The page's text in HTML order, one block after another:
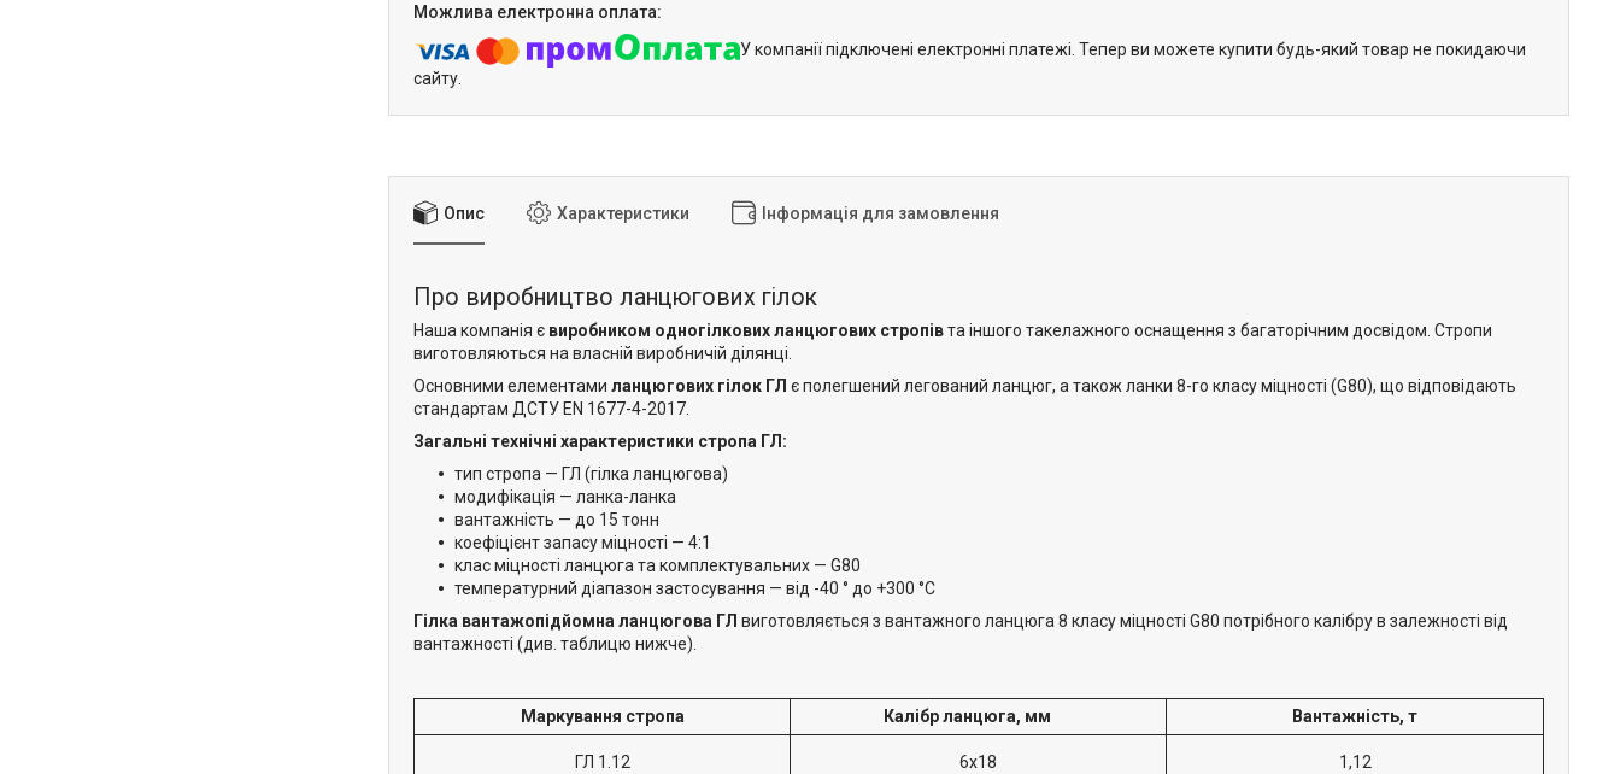
У компанії підключені електронні платежі. Тепер ви можете купити будь-який товар не покидаючи
сайту.
Опис Характеристики Інформація для замовлення
Про виробництво ланцюгових гілок
Наша компанія є виробником одногілкових ланцюгових стропівта іншого такелажного оснащення з багаторічним досвідом. Стропи
виготовляються на власній виробничій ділянці.
Основними елементами ланцюгових гілок ГЛ є полегшений легований ланцюг, а також ланки 8-го класу міцності (G80), що відповідають
стандартам ДСТУ EN 1677-4-2017.
Загальні технічні характеристики стропа ГЛ:
тип стропа — ГЛ (гілка ланцюгова)
модифікація — ланка-ланка
вантажність — до 15 тонн
коефіцієнт запасу міцності — 4:1
клас міцності ланцюга та комплектувальних — G80
температурний діапазон застосування — від -40 ° до +300 °С
Гілка вантажопідйомна ланцюгова ГЛ виготовляється з вантажного ланцюга 8 класу міцності G80 потрібного калібру в залежності від
вантажності (див. таблицю нижче).
Маркування стропа Калібр ланцюга, мм Вантажність, т
ГЛ 1.12 6х18 1,12